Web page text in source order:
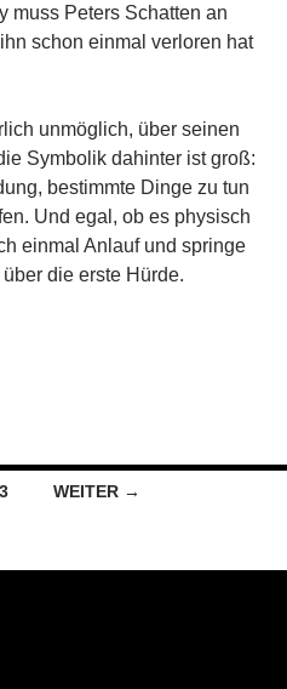
muss Peters Schatten an
schon einmal verloren hat
unmöglich, über seinen
Symbolik dahinter ist groß:
bestimmte Dinge zu tun
Und egal, ob es physisch
einmal Anlauf und springe
die erste Hürde.
3 WEITER →